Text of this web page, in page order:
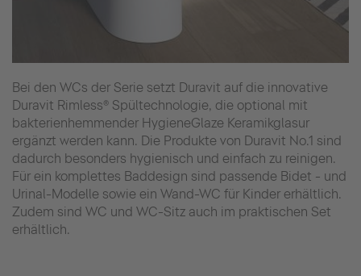
Bei den WCs der Serie setzt Duravit auf die innovative
Duravit Rimless® Spültechnologie, die optional mit
bakterienhemmender HygieneGlaze Keramikglasur
ergänzt werden kann. Die Produkte von Duravit No.1 sind
dadurch besonders hygienisch und einfach zu reinigen.
Für ein komplettes Baddesign sind passende Bidet - und
Urinal-Modelle sowie ein Wand-WC für Kinder erhältlich.
Zudem sind WC und WC-Sitz auch im praktischen Set
erhältlich.